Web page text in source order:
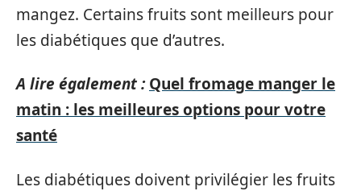
mangez. Certains fruits sont meilleurs pour
les diabétiques que d’autres.
A lire également : Quel fromage manger le
matin : les meilleures options pour votre
santé
Les diabétiques doivent privilégier les fruits